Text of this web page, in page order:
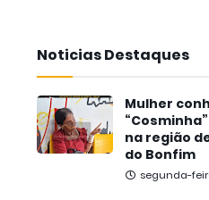
Noticias Destaques
Mulher
na região
do Bonfim
segunda-